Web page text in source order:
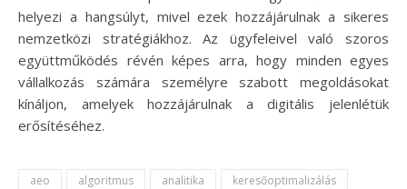
helyezi a hangsúlyt, mivel ezek hozzájárulnak a sikeres
nemzetközi stratégiákhoz. Az ügyfeleivel való szoros
együttműködés révén képes arra, hogy minden egyes
vállalkozás számára személyre szabott megoldásokat
kínáljon, amelyek hozzájárulnak a digitális jelenlétük
erősítéséhez.
aeo algoritmus analitika
keresőoptimalizálás